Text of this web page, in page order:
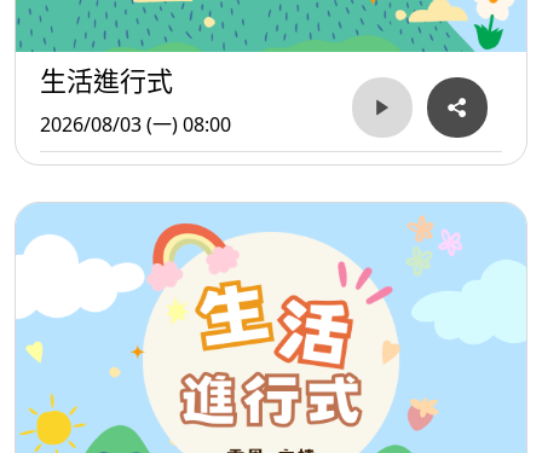
生活進行式
2026/08/03 (一) 08:00